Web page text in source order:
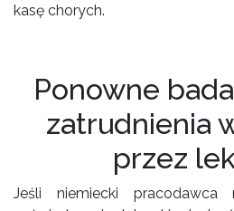
kasę chorych.
Ponowne
zatrudnienia
przez
Jeśli niemiecki